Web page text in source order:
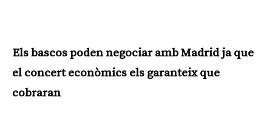
Els bascos poden negociar amb Madrid ja que
el concert econòmics els garanteix que
cobraran